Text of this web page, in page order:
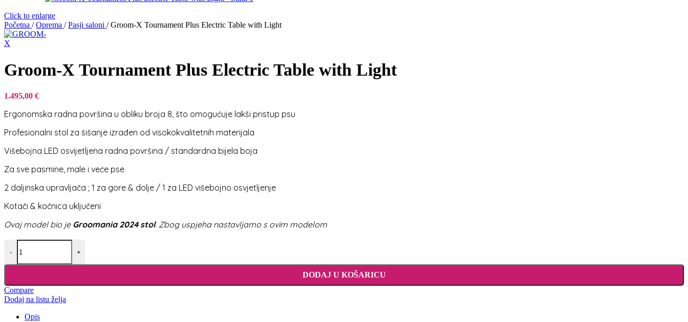
Click to enlarge
Početna / Oprema / Pasji saloni / Groom-X Tournament Plus Electric Table with Light
Groom-X Tournament Plus Electric Table with Light
1.495,00 €
Ergonomska radna površina u obliku broja 8, što omogućuje lakši pristup psu
Profesionalni stol za šišanje izrađen od visokokvalitetnih materijala
Višebojna LED osvijetljena radna površina / standardna bijela boja
Za sve pasmine, male i veće pse
2 daljinska upravljača ; 1 za gore & dolje / 1 za LED višebojno osvjetljenje
Kotači & kočnica uključeni
Ovaj model bio jeGroomania 2024 stol. Zbog uspjeha nastavljamo s ovim modelom
-
Groom-X Tournament Plus Electric Table with Light količina
+
DODAJ U KOŠARICU
Compare
Dodaj na listu želja
Opis